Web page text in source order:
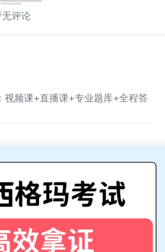
无评论
频课+直播课+专业题库+全程答